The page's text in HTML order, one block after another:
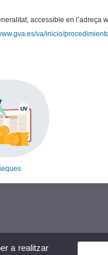
accessible en l’adreça
va/inicio/
a realitzar